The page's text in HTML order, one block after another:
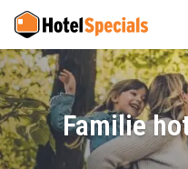
Familie